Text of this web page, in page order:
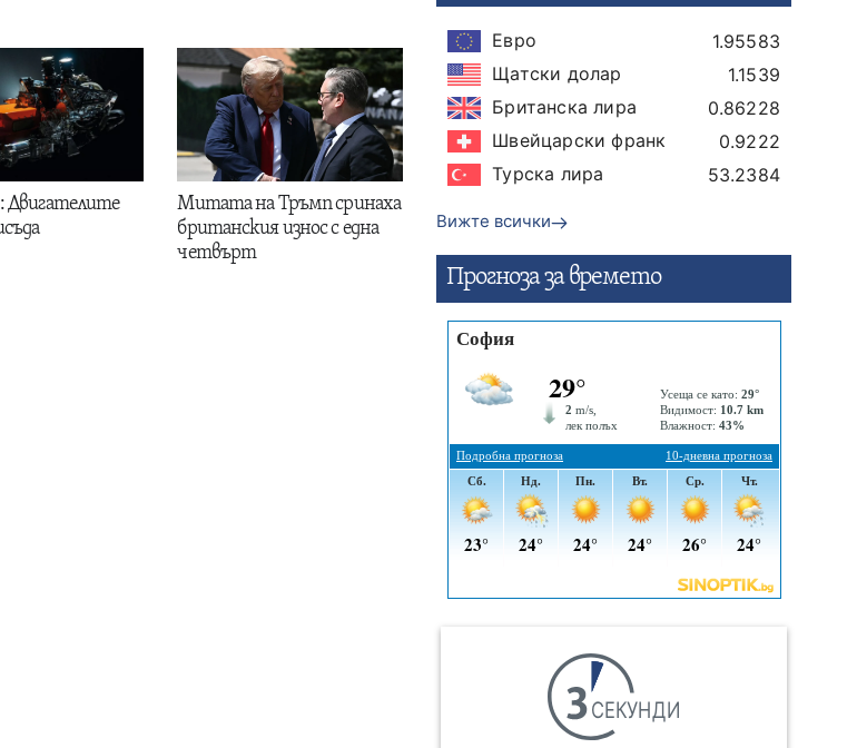
Двигателите
Митата на Тръмп сринаха
британския износ с една
четвърт
Евро
1.95583
Щатски долар
1.1539
Британска лира
0.86228
Швейцарски франк
0.9222
Турска лира
53.2384
Вижте всички
Прогнозa за времето
СЕКУНДИ